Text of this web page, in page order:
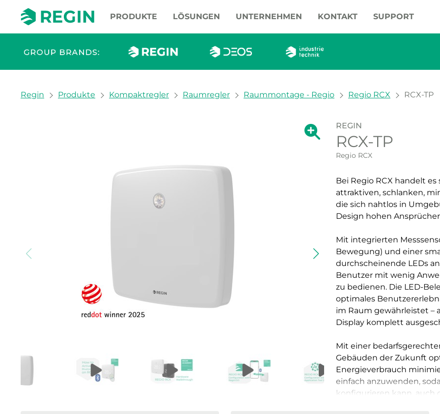
PRODUKTE LÖSUNGEN UNTERNEHMEN KONTAKT SUPPORT
You are here:
Regin Produkte Kompaktregler Raumregler Raummontage - Regio Regio RCX RCX-TP
Zeige große Version des Bildes.
Zeige große
REGIN
RCX-TP
Regio RCX
Bei Regio RCX handelt
attraktiven, schlanken,
die sich nahtlos in
Design hohen
Mit integrierten
Bewegung) und einer
durchscheinende LEDs
Benutzer mit wenig
zu bedienen. Die LED-
optimales
im Raum gewährleistet –
Display komplett
Mit einer
Gebäuden der Zukunft
Energieverbrauch
einfach anzuwenden,
konfigurieren kann, auch
abnehmbaren Sockel